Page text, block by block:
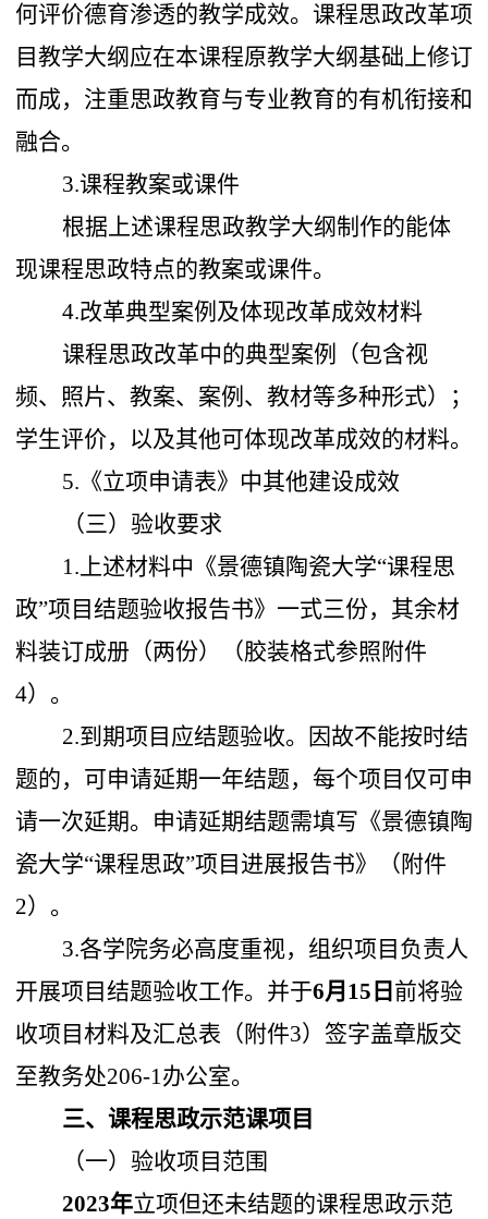
何评价德育渗透的教学成效。课程思政改革项
目教学大纲应在本课程原教学大纲基础上修订
而成，注重思政教育与专业教育的有机衔接和
融合。
3.课程教案或课件
根据上述课程思政教学大纲制作的能体
现课程思政特点的教案或课件。
4.改革典型案例及体现改革成效材料
课程思政改革中的典型案例（包含视
频、照片、教案、案例、教材等多种形式）；
学生评价，以及其他可体现改革成效的材料。
5.《立项申请表》中其他建设成效
（三）验收要求
1.上述材料中《景德镇陶瓷大学“课程思
政”项目结题验收报告书》一式三份，其余材
料装订成册（两份）（胶装格式参照附件
4）。
2.到期项目应结题验收。因故不能按时结
题的，可申请延期一年结题，每个项目仅可申
请一次延期。申请延期结题需填写《景德镇陶
瓷大学“课程思政”项目进展报告书》（附件
2）。
3.各学院务必高度重视，组织项目负责人
开展项目结题验收工作。并于6月15日 前将验
收项目材料及汇总表（附件3）签字盖章版交
至教务处206-1办公室。
三、课程思政示范课项目
（一）验收项目范围
2023年立项但还未结题的课程思政示范